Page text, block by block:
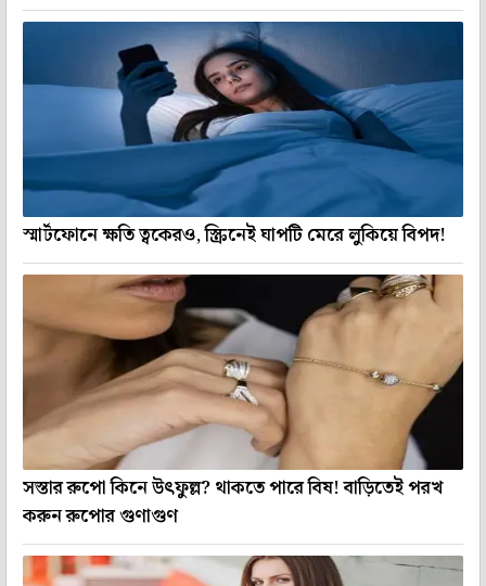
স্মার্টফোনে ক্ষতি ত্বকেরও, স্ক্রিনেই ঘাপটি মেরে লুকিয়ে বিপদ!
সস্তার রুপো কিনে উৎফুল্ল? থাকতে পারে বিষ! বাড়িতেই পরখ
করুন রুপোর গুণাগুণ